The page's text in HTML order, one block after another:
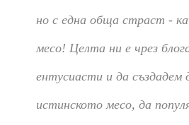
но с една обща страст -
месо! Целта ни е чрез
ентусиасти и да създадем
истинското месо, да